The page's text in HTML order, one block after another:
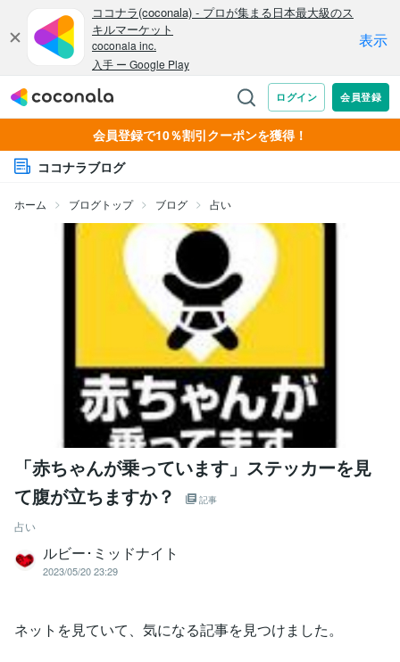
会員登録で10％割引クーポンを獲得！
ココナラブログ
ホーム ブログトップ ブログ 占い
「赤ちゃんが乗っています」ステッカーを見
て腹が立ちますか？
記事
占い
ルビー･ミッドナイト
2023/05/20 23:29
ネットを見ていて、気になる記事を見つけました。